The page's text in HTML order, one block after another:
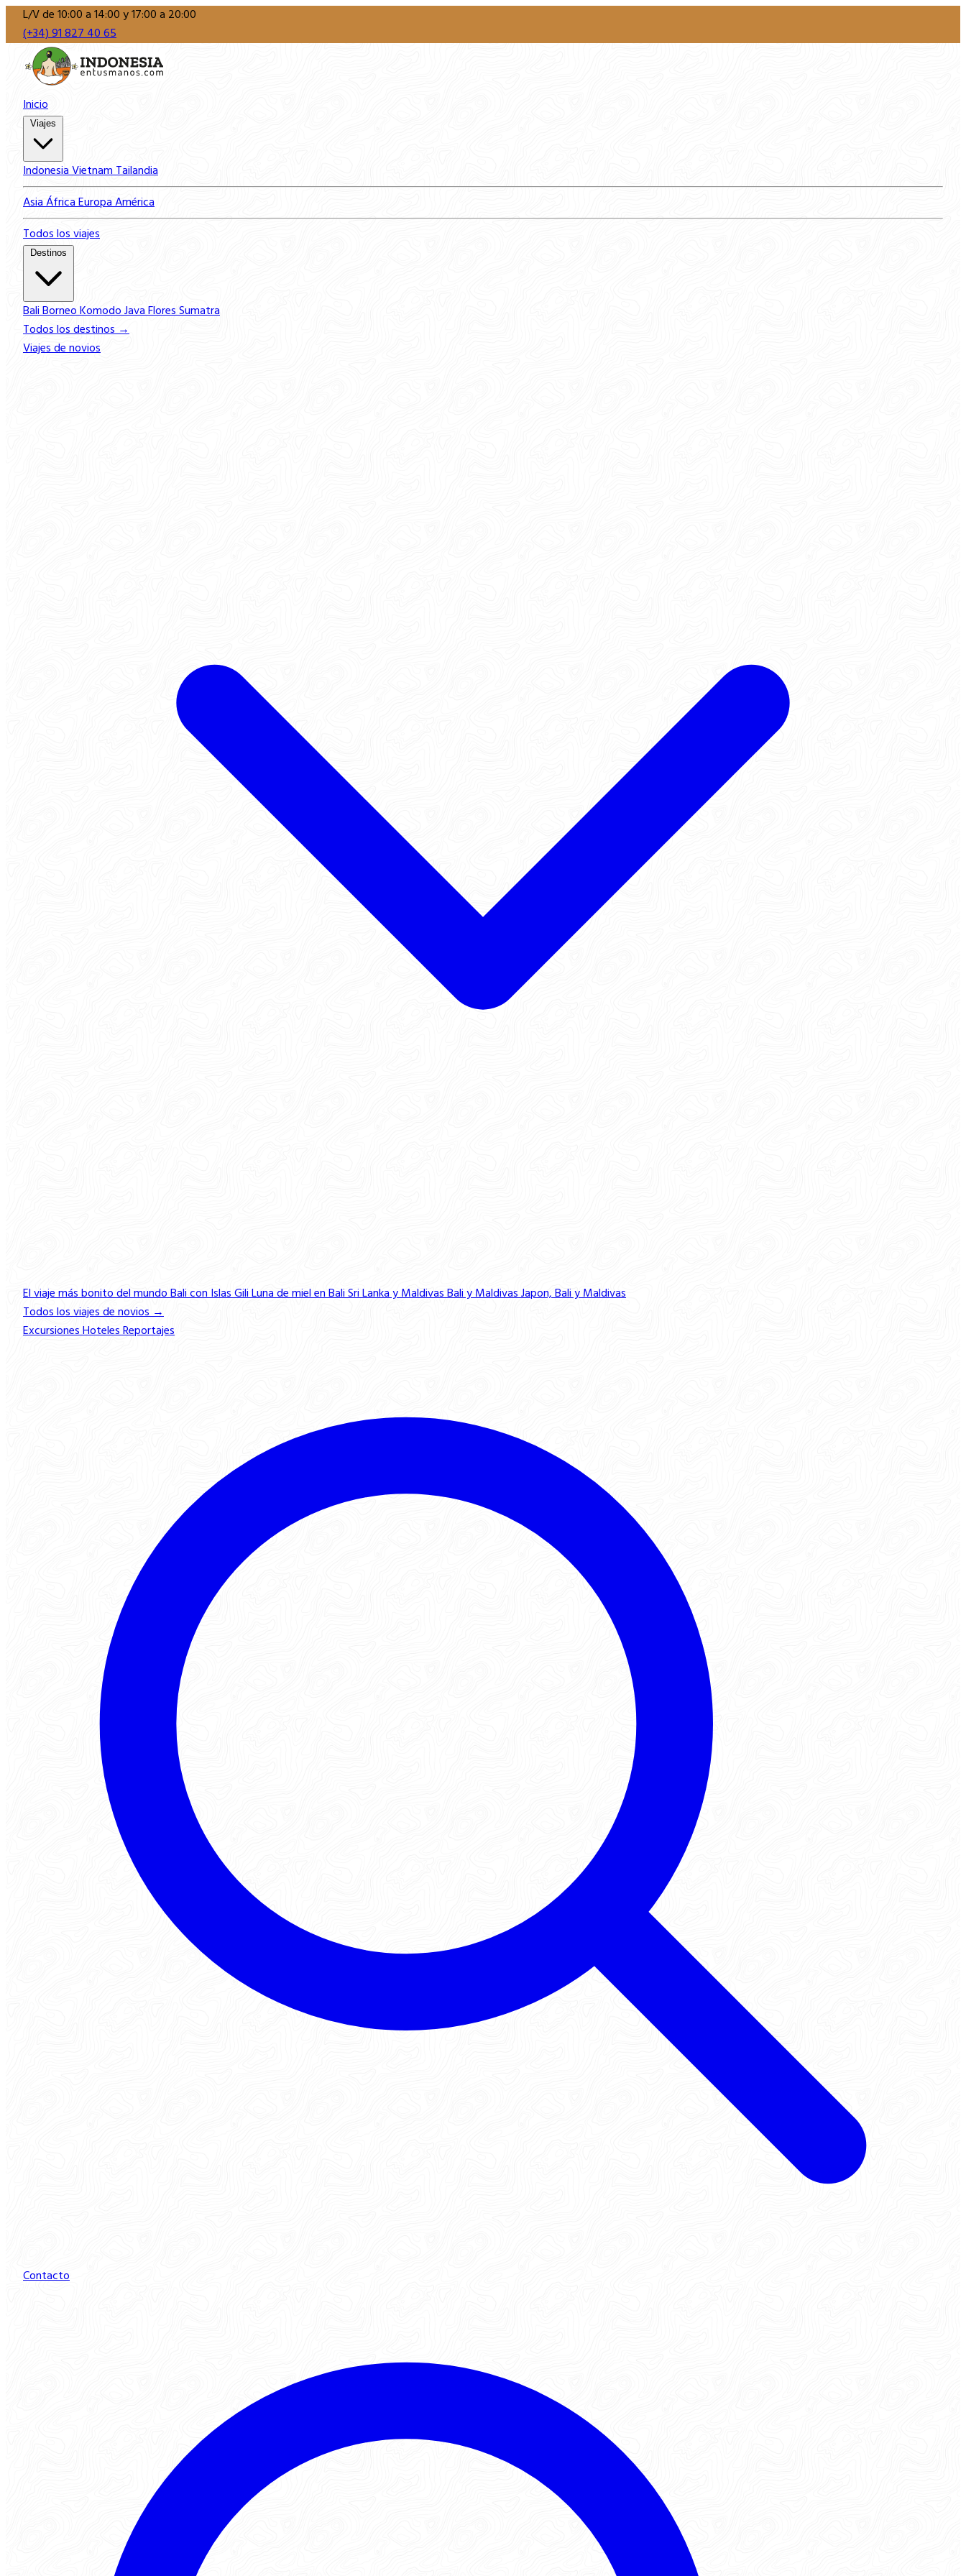
L/V de 10:00 a 14:00 y 17:00 a 20:00
(+34) 91 827 40 65
Inicio
IndonesiaVietnamTailandia
AsiaÁfricaEuropaAmérica
Todos los viajes
BaliBorneoKomodoJavaFloresSumatra
Todos los destinos →
Viajes de novios
El viaje más bonito del mundoBali con Islas GiliLuna de miel en BaliSri Lanka y MaldivasBali y MaldivasJapon, Bali y Maldivas
Todos los viajes de novios →
ExcursionesHotelesReportajes
Contacto